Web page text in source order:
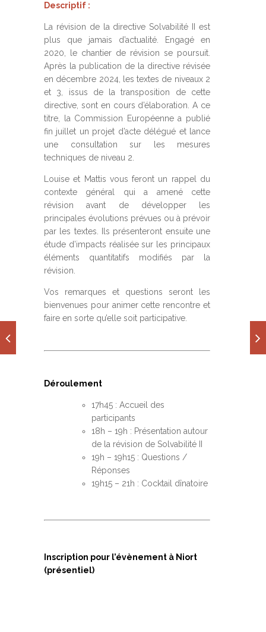
Descriptif :
La révision de la directive Solvabilité II est
plus que jamais d’actualité. Engagé en
2020, le chantier de révision se poursuit.
Après la publication de la directive révisée
en décembre 2024, les textes de niveaux 2
et 3, issus de la transposition de cette
directive, sont en cours d’élaboration. A ce
titre, la Commission Européenne a publié
fin juillet un projet d’acte délégué et lance
une consultation sur les mesures
techniques de niveau 2.
Louise et Mattis vous feront un rappel du
contexte général qui a amené cette
révision avant de développer les
principales évolutions prévues ou à prévoir
par les textes. Ils présenteront ensuite une
étude d’impacts réalisée sur les principaux
éléments quantitatifs modifiés par la
révision.
Vos remarques et questions seront les
bienvenues pour animer cette rencontre et
faire en sorte qu’elle soit participative.
Déroulement
17h45 : Accueil des
participants
18h – 19h : Présentation autour
de la révision de Solvabilité II
19h – 19h15 : Questions /
Réponses
19h15 – 21h : Cocktail dînatoire
Inscription pour l’évènement à Niort
(présentiel)